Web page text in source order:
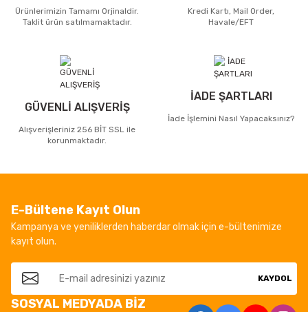
Ürünlerimizin Tamamı Orjinaldir.
Taklit ürün satılmamaktadır.
Kredi Kartı, Mail Order,
Havale/EFT
GÜVENLİ ALIŞVERİŞ
Alışverişleriniz 256 BİT SSL ile
korunmaktadır.
İADE ŞARTLARI
İade İşlemini Nasıl Yapacaksınız?
E-Bültene Kayıt Olun
Kampanya ve yeniliklerden haberdar olmak için e-bültenimize
kayıt olun.
KAYDOL
SOSYAL MEDYADA BİZ